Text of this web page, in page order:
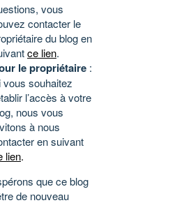
vous
contacter le
du blog en
ce lien.
le propriétaire :
vous souhaitez
l’accès à votre
nous vous
à nous
en suivant
lien.
que ce blog
de nouveau